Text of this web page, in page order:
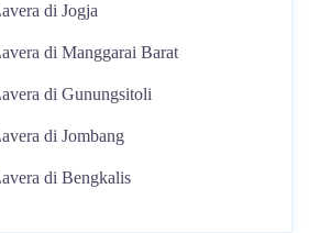
di Jogja
di Manggarai Barat
di Gunungsitoli
di Jombang
di Bengkalis